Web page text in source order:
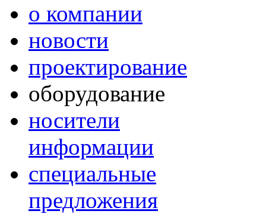
о компании
новости
проектирование
оборудование
носители
информации
специальные
предложения